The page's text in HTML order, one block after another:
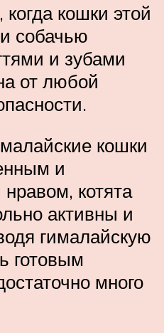
кошки этой
собачью
и зубами
от любой
кошки
и
котята
активны и
гималайскую
готовым
много